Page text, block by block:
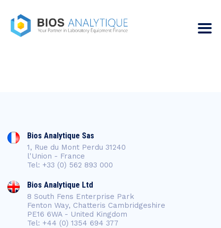
Bios Analytique Sas
1, Rue du Mont Perdu 31240
l'Union - France
Tel: +33 (0) 562 893 000
Bios Analytique Ltd
8 South Fens Enterprise Park
Fenton Way, Chatteris Cambridgeshire
PE16 6WA - United Kingdom
Tel: +44 (0) 1354 694 377